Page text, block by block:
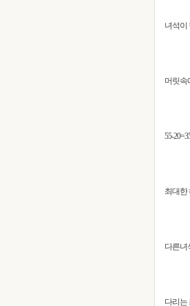
녀석이
머릿속
55-
최대한
다른녀
다리는